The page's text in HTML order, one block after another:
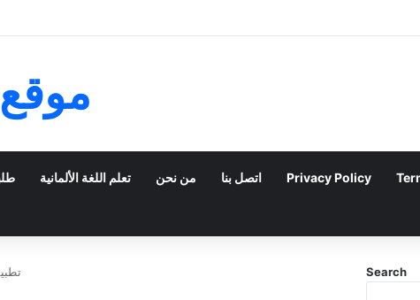
خبرات خليجية في البحث عن الحب
تعلم اللغة الألمانية من نحن اتصل بنا Privacy Policy
Search